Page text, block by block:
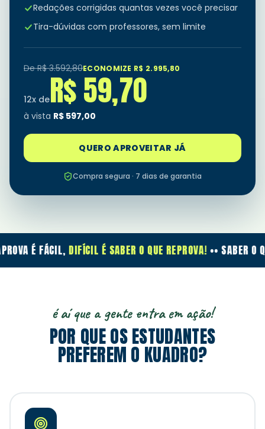
Redações corrigidas quantas vezes você precisar
Tira-dúvidas com professores, sem limite
De R$3.592,80ECONOMIZE R$ 2.995,80
12x deR$59,70
à vista R$ 597,00
QUERO APROVEITAR JÁ
Compra segura · 7 dias de garantia
É FÁCIL,DIFÍCIL É SABER O QUE REPROVA!• • SABER O
é aí que a gente entra em ação!
POR QUE OS ESTUDANTES
PREFEREM O KUADRO?